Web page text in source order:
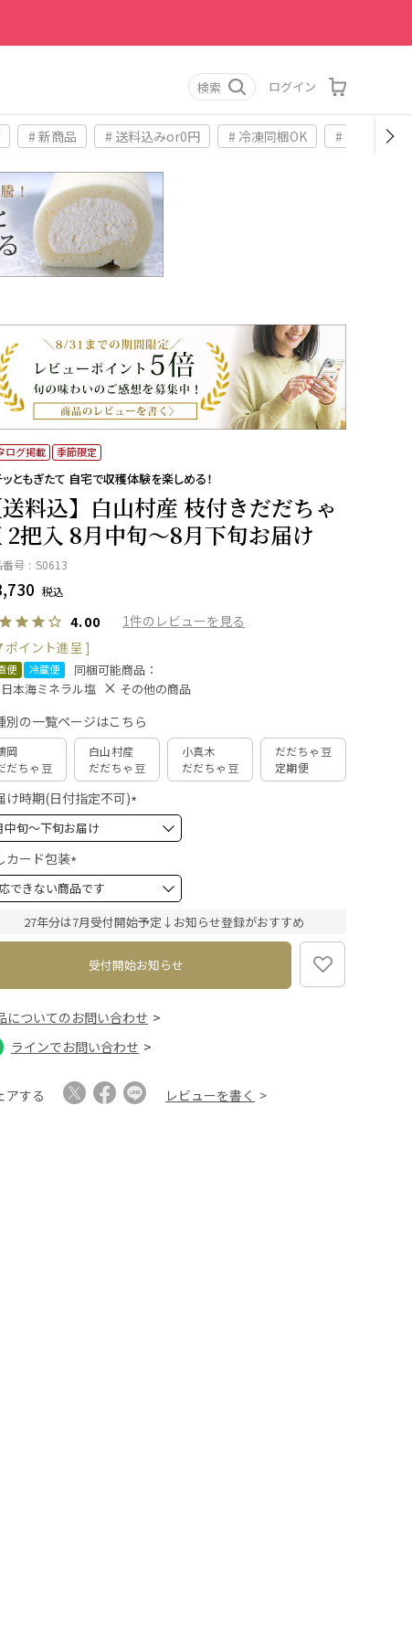
検索 ログイン
# 新商品 # 送料込みor0円 # 冷凍同梱OK # お土産
ログ掲載 季節限定
ともぎたて 自宅で収穫体験を楽しめる！
送料込】白山村産 枝付きだだちゃ
2把入 8月中旬～8月下旬お届け
番号 S0613
税込
4.00
1
ポイント進呈 ]
便 冷蔵便
同梱可能商品：
日本海ミネラル塩
その他の商品
別の一覧ページはこちら
岡
だちゃ豆
白山村産
だだちゃ豆
小真木
だだちゃ豆
だだちゃ豆
定期便
け時期(日付指定不可)
必
)
カード包装
(
必
須
27年分は7月受付開始予定↓お知らせ登録がおすすめ
受付開始お知らせ
についてのお問い合わせ
ラインでお問い合わせ
アする レビューを書く